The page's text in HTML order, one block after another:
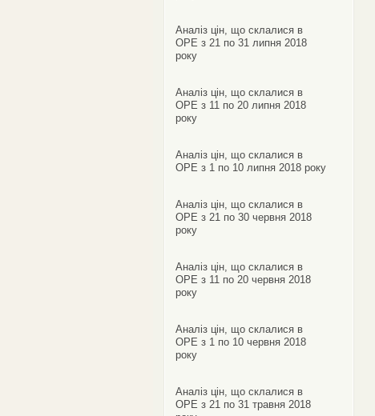
Аналіз цін, що склалися в
ОРЕ з 21 по 31 липня 2018
року
Аналіз цін, що склалися в
ОРЕ з 11 по 20 липня 2018
року
Аналіз цін, що склалися в
ОРЕ з 1 по 10 липня 2018 року
Аналіз цін, що склалися в
ОРЕ з 21 по 30 червня 2018
року
Аналіз цін, що склалися в
ОРЕ з 11 по 20 червня 2018
року
Аналіз цін, що склалися в
ОРЕ з 1 по 10 червня 2018
року
Аналіз цін, що склалися в
ОРЕ з 21 по 31 травня 2018